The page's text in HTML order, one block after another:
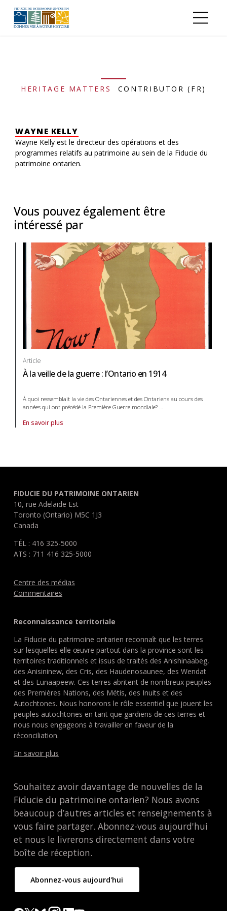
HERITAGE MATTERS CONTRIBUTOR (FR)
WAYNE KELLY
Wayne Kelly est le directeur des opérations et des
programmes relatifs au patrimoine au sein de la Fiducie du
patrimoine ontarien.
Vous pouvez également être
intéressé par
Article
À la veille de la guerre : l’Ontario en 1914
À quoi ressemblait la vie des Ontariennes et des Ontariens au cours des
années qui ont précédé la Première Guerre mondiale?
En savoir plus
À propos de article À la veille de la guerre : l’Ontario en 1914
FIDUCIE DU PATRIMOINE ONTARIEN
10, rue Adelaide Est
Toronto (Ontario) M5C 1J3
Canada
TÉL : 416 325-5000
ATS : 711 416 325-5000
Centre des médias
Commentaires
Reconnaissance territoriale
La Fiducie du patrimoine ontarien reconnaît que les terres
sur lesquelles elle œuvre partout dans la province sont les
territoires traditionnels et issus de traités des Anishinaabeg,
des Anisininew, des Cris, des Haudenosaunee, des Wendat
et des Lunaapeew. Ces terres abritent de nombreux peuples
des Premières Nations, des Métis, des Inuits et des
Autochtones. Nous honorons le rôle essentiel que jouent les
peuples autochtones en tant que gardiens de ces terres et
nous nous engageons à travailler en faveur de la
réconciliation.
En savoir plus
Souhaitez avoir davantage de nouvelles de la
Fiducie du patrimoine ontarien? Nous avons
beaucoup d’autres articles et renseignements à
vous faire partager. Abonnez-vous aujourd'hui
et nous le livrerons directement dans votre
boîte de réception.
Abonnez-vous aujourd'hui